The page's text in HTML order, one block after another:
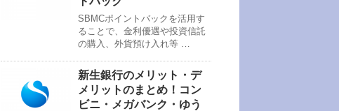
SBMCポイントバックを活用す
ることで、金利優遇や投資信託
の購入、外貨預け入れ等 …
新生銀行のメリット・デ
メリットのまとめ！コン
ビニ・メガバンク・ゆう